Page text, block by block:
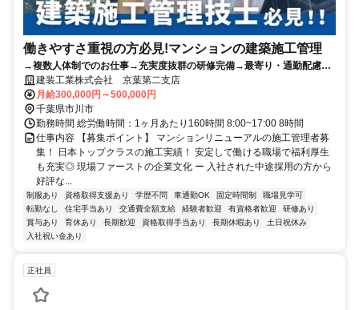
働きやすさ重視の方必見!マンションの建築施工管理
→複数人体制でのお仕事→充実度抜群の研修完備→最寄り・通勤配慮の
現場配置→多彩な経験を積める職場！
建装工業株式会社 京葉第二支店
月給300,000円～500,000円
千葉県市川市
勤務時間 総労働時間：1ヶ月あたり160時間 8:00~17:00 8時間
仕事内容 【募集ポイント】 マンションリニューアルの施工管理者募
集！ 日本トップクラスの施工実績！ 安定して働ける職場で福利厚生
も充実◎ 現場ファーストの企業文化 ー 入社された中途採用の方から
好評な...
制服あり 資格取得支援あり 学歴不問 車通勤OK 固定時間制
職場見学可
転勤なし
住宅手当あり 交通費全額支給 経験者歓迎 有資格者歓迎
研修あり
賞与あり
育休あり 長期歓迎 資格取得手当あり 長期休暇あり
土日祝休み
入社祝い金あり
正社員